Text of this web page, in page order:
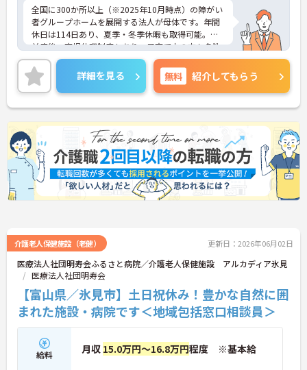
全国に300か所以上（※2025年10月時点）の障がい
者グループホームを展開する法人が母体です。年間
休日は114日あり、夏季・冬季休暇も取得可能。産
前産後・育児休暇制度もあり、子育て中の方も多数
活躍中で、ワークライフバランスを大切にしながら
働ける環境が整っています。研修制度や外部勉強会
の受講支援もあり、スキルアップもしっかりサポー
ト。将来的には管理者やエリアマネージャーへのキ
ャリアアップも目指せます。20代から60代まで幅広
い年代のスタッフが活躍しており、和やかな雰囲気
の職場です。介護経験を活かしたい方、福祉の資格
をお持ちの方、安定した法人でキャリアを築きたい
方におすすめです。
★おすすめPOINT★
・生活支援員からスタートし、サービス管理責任者
ネジメント職への挑戦も視野に入れていただけま
・年間休日114日、残業月平均10時間程度という就
業環境に加え、産前産後休暇や育児休暇制度がしっ
かりと整備されています。オンとオフの切り替えを
明確にし、心身ともに充実した状態で長くご活躍い
ただけます。
・グループホーム一棟あたりの入居者様20名定員を
常時2～4名のスタッフで支援、国基準を上回る人員
配置や夜間複数名体制が敷かれているため、業務に
詳細を見る 無料 紹介してもらう
介護老人保健施設（老健） 更新日：2026年06月02日
医療法人社団明寿会ふるさと病院／介護老人保健施設 アルカディア氷見
医療法人社団明寿会
【富山県／氷見市】土日祝休み！豊かな自然に囲
まれた施設・病院です＜地域包括窓口相談員＞
給料 月収 15.0万円～16.8万円程度 ※基本給